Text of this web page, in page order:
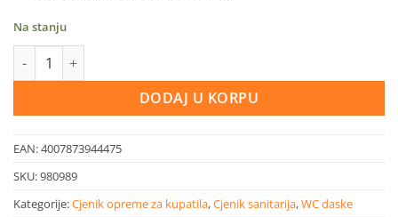
Na stanju
LUX WC daska Panaro bijela količina
DODAJ U KORPU
EAN:4007873944475
SKU:980989
Kategorije:Cjenik opreme za kupatila,Cjenik sanitarija,WC daske